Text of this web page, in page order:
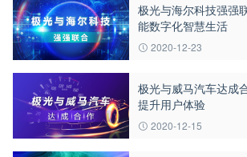
极光与海尔科技强强
能数字化智慧生活
2020-12-23
极光与威马汽车达成
提升用户体验
2020-12-15